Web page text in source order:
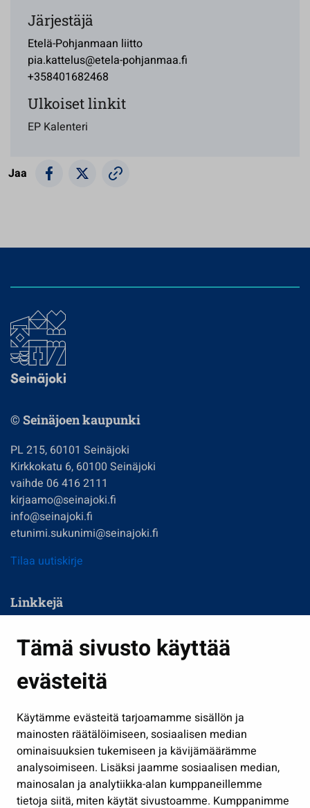
Tämä sivusto käyttää
evästeitä
Käytämme evästeitä tarjoamamme sisällön ja
mainosten räätälöimiseen, sosiaalisen median
ominaisuuksien tukemiseen ja kävijämäärämme
analysoimiseen. Lisäksi jaamme sosiaalisen median,
mainosalan ja analytiikka-alan kumppaneillemme
tietoja siitä, miten käytät sivustoamme. Kumppanimme
Järjestäjä
Etelä-Pohjanmaan liitto
pia.kattelus@etela-pohjanmaa.fi
+358401682468
Ulkoiset linkit
EP Kalenteri
Jaa
© Seinäjoen kaupunki
PL 215, 60101 Seinäjoki
Kirkkokatu 6, 60100 Seinäjoki
vaihde 06 416 2111
kirjaamo@seinajoki.fi
info@seinajoki.fi
etunimi.sukunimi@seinajoki.fi
Tilaa uutiskirje
Linkkejä
Kasvatus ja opetus
Kulttuuri ja liikunta
Työ ja yrittäminen
Osallistu ja asioi
Näytä omat evästeasetukseni